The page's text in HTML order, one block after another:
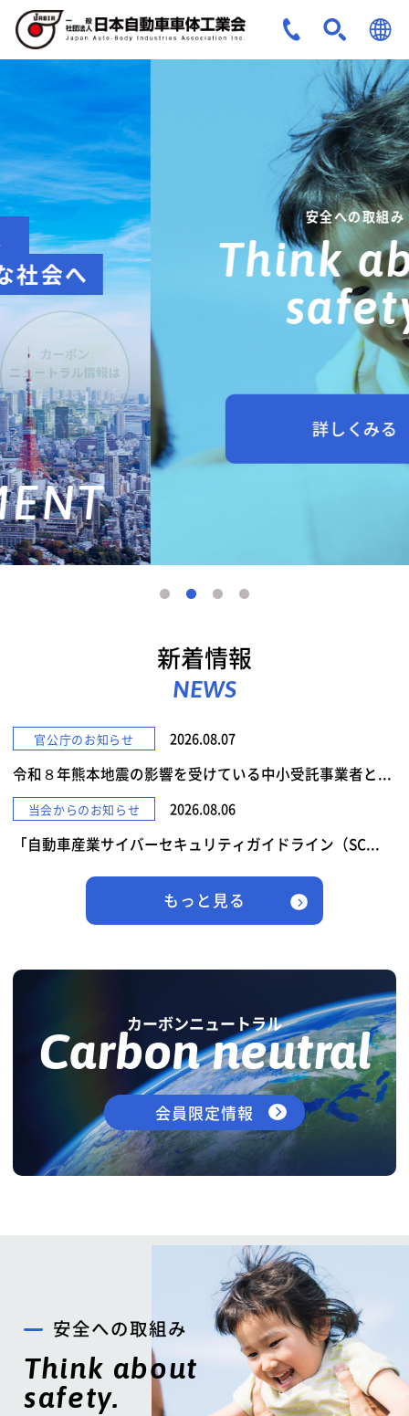
JPN
ENG
Think about
safety
詳しくみる
新着情報
NEWS
官公庁のお知らせ 2026.08.07
令和８年熊本地震の影響を受けている中小受託事業者と...
当会からのお知らせ 2026.08.06
「自動車産業サイバーセキュリティガイドライン（SC...
もっと見る
カーボンニュートラル
Carbon neutral
会員限定情報
安全への取組み
Think about
safety.